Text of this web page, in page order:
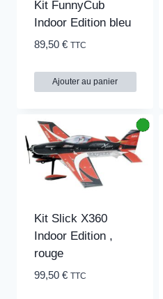
Kit FunnyCub
Indoor Edition bleu
89,50 € TTC
Ajouter au panier
Kit Slick X360
Indoor Edition ,
rouge
99,50 € TTC